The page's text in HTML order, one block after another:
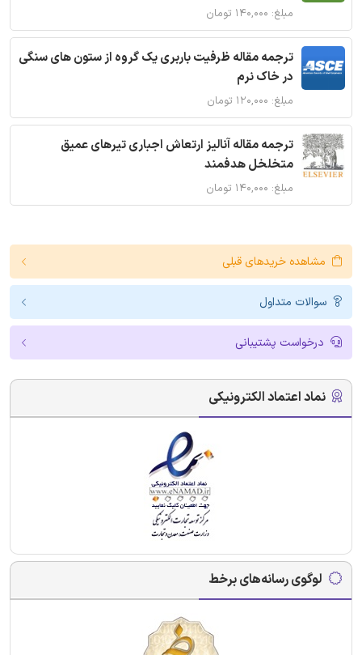
مبلغ: ۱۴۰,۰۰۰ تومان
ترجمه مقاله ظرفیت باربری یک گروه از ستون های سنگی
در خاک نرم
مبلغ: ۱۲۰,۰۰۰ تومان
ترجمه مقاله آنالیز ارتعاش اجباری تیرهای عمیق
متخلخل هدفمند
مبلغ: ۱۴۰,۰۰۰ تومان
مشاهده خریدهای قبلی
سوالات متداول
درخواست پشتیبانی
نماد اعتماد الکترونیکی
لوگوی رسانه‌های برخط